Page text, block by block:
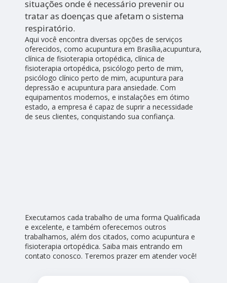
situações onde é necessário prevenir ou
tratar as doenças que afetam o sistema
respiratório.
Aqui você encontra diversas opções de serviços
oferecidos, como acupuntura em Brasília,acupuntura,
clínica de fisioterapia ortopédica, clínica de
fisioterapia ortopédica, psicólogo perto de mim,
psicólogo clínico perto de mim, acupuntura para
depressão e acupuntura para ansiedade. Com
equipamentos modernos, e instalações em ótimo
estado, a empresa é capaz de suprir a necessidade
de seus clientes, conquistando sua confiança.
Executamos cada trabalho de uma forma Qualificada
e excelente, e também oferecemos outros
trabalhamos, além dos citados, como acupuntura e
fisioterapia ortopédica. Saiba mais entrando em
contato conosco. Teremos prazer em atender você!